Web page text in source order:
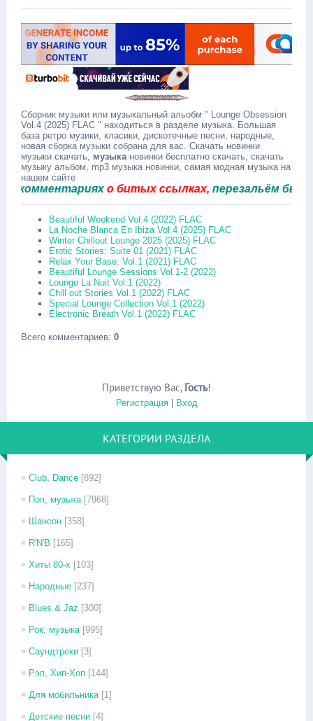
Сборник музыки или музыкальный альобм " Lounge Obsession
Vol.4 (2025) FLAC " находиться в разделе музыка. Большая
база ретро музики, класики, дискотечные песни, народные,
новая сборка музыки собрана для вас. Скачать новинки
музыки скачать, музыкановинки бесплатно скачать, скачать
музыку альбом, mp3 музыка новинки, самая модная музыка на
нашем сайте
о битых ссылках,перезальём быстро.
Beautiful Weekend Vol.4 (2022) FLAC
La Noche Blanca En Ibiza Vol.4 (2025) FLAC
Winter Chillout Lounge 2025 (2025) FLAC
Erotic Stories: Suite 01 (2021) FLAC
Relax Your Base: Vol.1 (2021) FLAC
Beautiful Lounge Sessions Vol.1-2 (2022)
Lounge La Nuit Vol.1 (2022)
Chill out Stories Vol.1 (2022) FLAC
Special Lounge Collection Vol.1 (2022)
Electronic Breath Vol.1 (2022) FLAC
Всего комментариев: 0
Приветствую Вас, Гость!
Регистрация| Вход
КАТЕГОРИИ РАЗДЕЛА
Club, Dance [892]
Поп, музыка [7968]
Шансон [358]
R'N'B [165]
Хиты 80-х [103]
Народные [237]
Blues & Jaz [300]
Рок, музыка [995]
Саундтреки [3]
Рэп, Хип-Хоп [144]
Для мобильника [1]
Детские песни [4]